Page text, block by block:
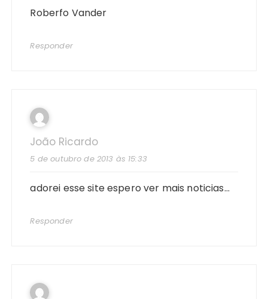
Roberfo Vander
Responder
João Ricardo
5 de outubro de 2013 às 15:33
adorei esse site espero ver mais noticias…
Responder